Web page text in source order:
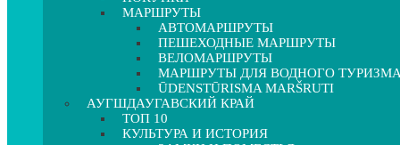
МАРШРУТЫ
АВТОМАРШРУТЫ
ПЕШЕХОДНЫЕ МАРШРУТЫ
ВЕЛОМАРШРУТЫ
МАРШРУТЫ ДЛЯ ВОДНОГО ТУРИЗМА
ŪDENSTŪRISMA MARŠRUTI
АУГШДАУГАВСКИЙ КРАЙ
ТОП 10
КУЛЬТУРА И ИСТОРИЯ